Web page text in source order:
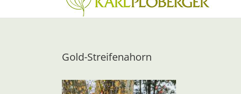
Gold-Streifenahorn